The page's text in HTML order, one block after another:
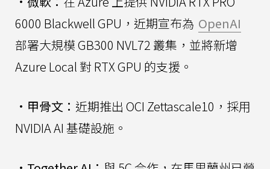
6000 Blackwell GPU，近期宣布為 OpenAI
部署大規模 GB300 NVL72 叢集，並將新增
Azure Local 對 RTX GPU 的支援。
• 甲骨文： 近期推出 OCI Zettascale10，採用
NVIDIA AI 基礎設施。